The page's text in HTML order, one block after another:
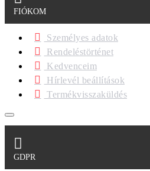
FIÓKOM
Személyes adatok
Rendeléstörténet
Kedvenceim
Hírlevél beállítások
Termékvisszaküldés
GDPR